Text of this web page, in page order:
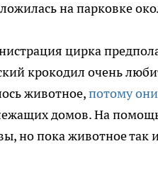
на парковке
цирка
крокодил очень
животное,потому
домов. На
но пока животное так